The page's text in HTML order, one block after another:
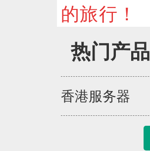
的旅行！
热门产品
香港服务器